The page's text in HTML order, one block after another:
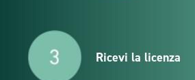
Ricevi la licenza